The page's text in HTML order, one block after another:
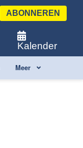
ABONNEREN
Kalender
Meer